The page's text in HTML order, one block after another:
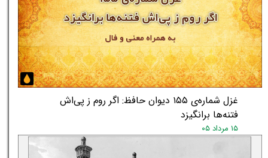
غزل شماره‌ی ۱۵۵ دیوان حافظ: اگر روم ز پی‌اش
فتنه‌ها برانگیزد
۱۵ مرداد ۰۵